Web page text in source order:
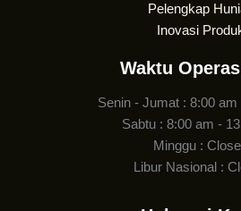
Pelengkap
Inovasi
Waktu
Senin - Jumat : 8:00 am
Sabtu : 8:00 am -
Minggu :
Libur Nasional :